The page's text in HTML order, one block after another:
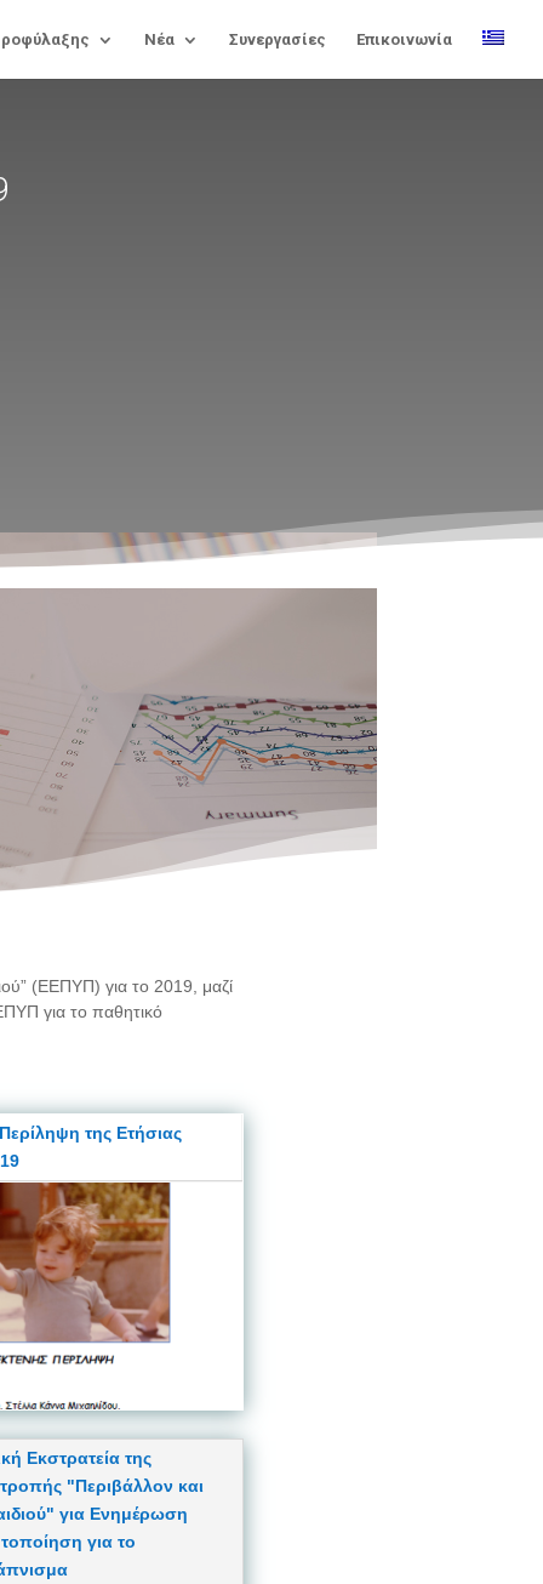
Νέα Συνεργασίες Επικοινωνία
(ΕΕΠΥΠ) για το 2019, μαζί
για το παθητικό
της Ετήσιας
Εκστρατεία της
"Περιβάλλον και
για Ενημέρωση
για το